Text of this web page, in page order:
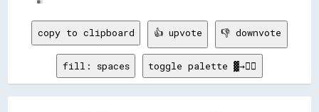
copy to clipboard 👍 upvote 👎 downvote
fill: spaces toggle palette ▓→✊🏽